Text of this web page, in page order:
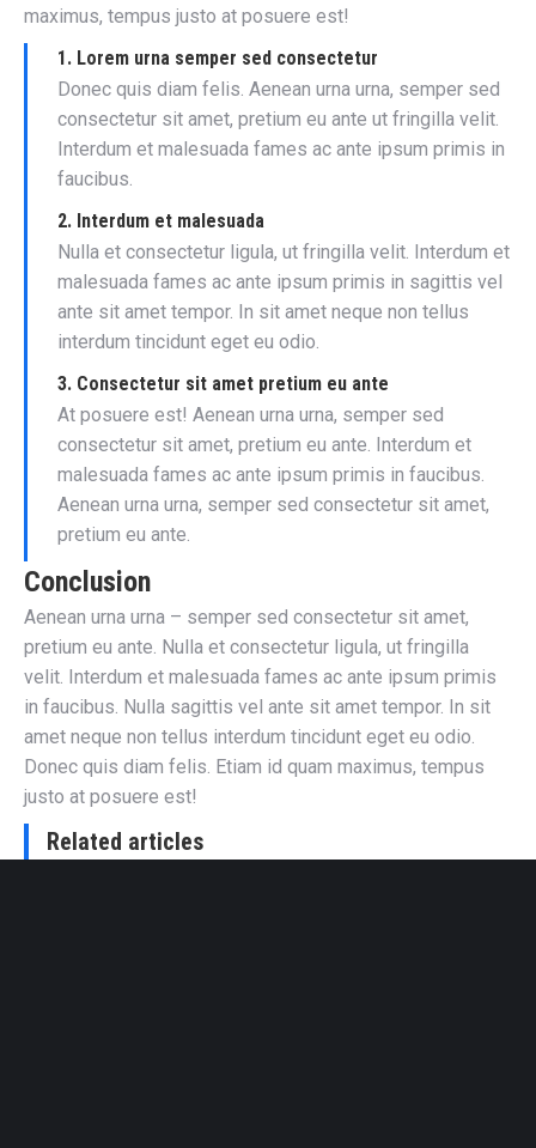
maximus, tempus justo at posuere est!
1. Lorem urna semper sed consectetur
Donec quis diam felis. Aenean urna urna, semper sed
consectetur sit amet, pretium eu ante ut fringilla velit.
Interdum et malesuada fames ac ante ipsum primis in
faucibus.
2. Interdum et malesuada
Nulla et consectetur ligula, ut fringilla velit. Interdum et
malesuada fames ac ante ipsum primis in sagittis vel
ante sit amet tempor. In sit amet neque non tellus
interdum tincidunt eget eu odio.
3. Consectetur sit amet pretium eu ante
At posuere est! Aenean urna urna, semper sed
consectetur sit amet, pretium eu ante. Interdum et
malesuada fames ac ante ipsum primis in faucibus.
Aenean urna urna, semper sed consectetur sit amet,
pretium eu ante.
Conclusion
Aenean urna urna – semper sed consectetur sit amet,
pretium eu ante. Nulla et consectetur ligula, ut fringilla
velit. Interdum et malesuada fames ac ante ipsum primis
in faucibus. Nulla sagittis vel ante sit amet tempor. In sit
amet neque non tellus interdum tincidunt eget eu odio.
Donec quis diam felis. Etiam id quam maximus, tempus
justo at posuere est!
Related articles